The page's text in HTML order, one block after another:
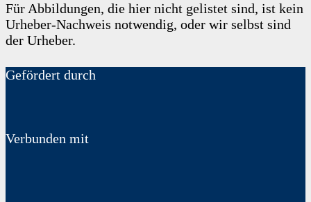
Für Abbildungen, die hier nicht gelistet sind, ist kein
Urheber-Nachweis notwendig, oder wir selbst sind
der Urheber.
Gefördert durch
Verbunden mit